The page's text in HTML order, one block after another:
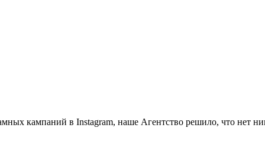
кампаний в Instagram, наше Агентство решило, что нет